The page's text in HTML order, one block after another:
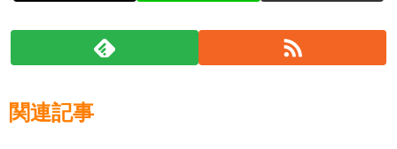
関連記事